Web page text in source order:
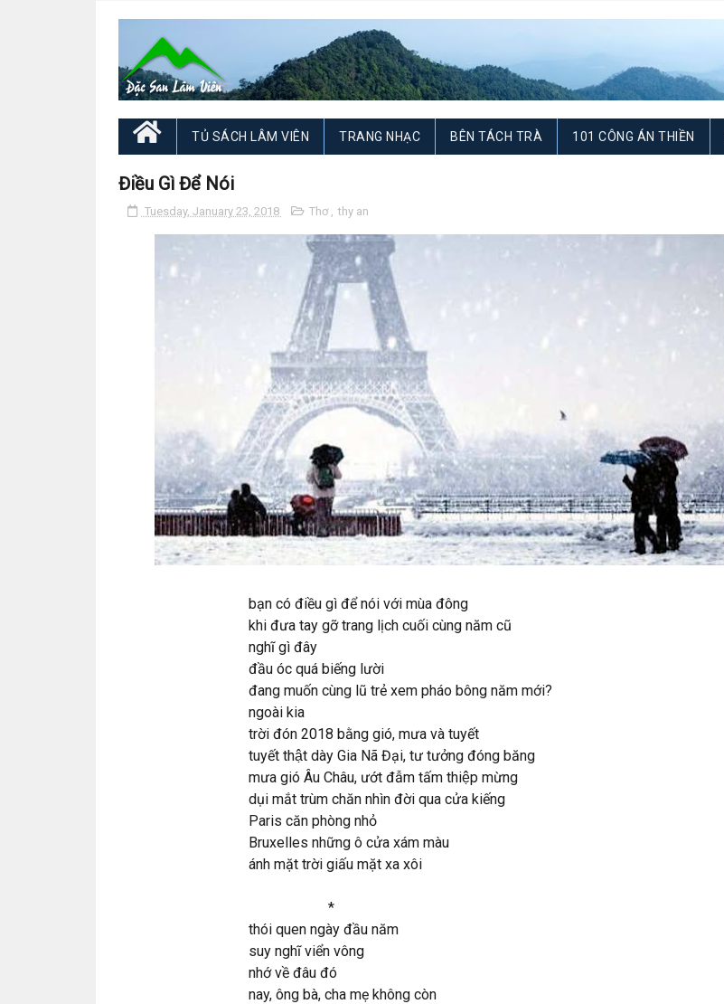
TỦ SÁCH LÂM VIÊN TRANG NHẠC BÊN TÁCH TRÀ 101 CÔNG ÁN THIỀN
Điều Gì Để Nói
Tuesday, January 23, 2018 Thơ , thy an
bạn có điều gì để nói với mùa đông
khi đưa tay gỡ trang lịch cuối cùng năm cũ
nghĩ gì đây
đầu óc quá biếng lười
đang muốn cùng lũ trẻ xem pháo bông năm mới?
ngoài kia
trời đón 2018 bằng gió, mưa và tuyết
tuyết thật dày Gia Nã Đại, tư tưởng đóng băng
mưa gió Âu Châu, ướt đẫm tấm thiệp mừng
dụi mắt trùm chăn nhìn đời qua cửa kiếng
Paris căn phòng nhỏ
Bruxelles những ô cửa xám màu
ánh mặt trời giấu mặt xa xôi
*
thói quen ngày đầu năm
suy nghĩ viển vông
nhớ về đâu đó
nay, ông bà, cha mẹ không còn